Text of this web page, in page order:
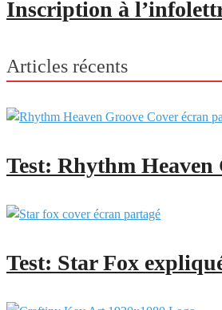
Inscription à
Articles récents
Test: Rhythm
Test: Star Fox